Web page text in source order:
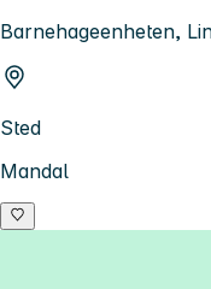
Barnehageenheten,
Sted
Mandal